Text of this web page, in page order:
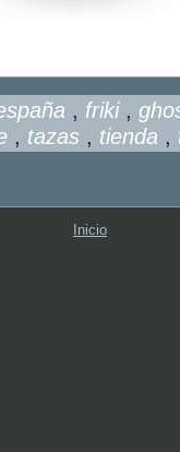
, friki ,
, tazas , tienda ,
Inicio